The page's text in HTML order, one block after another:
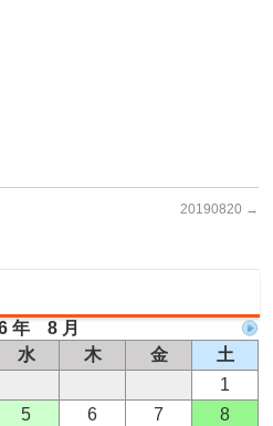
20190820 →
年 8 月
水 木 金
土
1
5 6 7
8